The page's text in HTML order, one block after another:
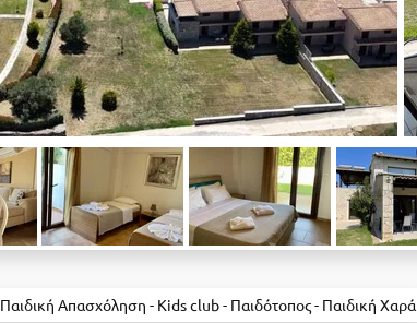
Παιδική Απασχόληση - Kids club - Παιδότοπος - Παιδική Χαρά